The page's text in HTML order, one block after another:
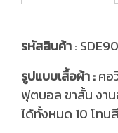
รหัสสินค้า:
รูปแบบเสื้อผ้า :คอ
ฟุตบอล ขาสั้น งา
ได้ทั้งหมด 10 โทนสี